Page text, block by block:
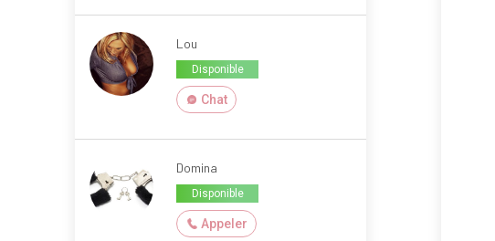
Lou
Disponible
Chat
Domina
Disponible
Appeler